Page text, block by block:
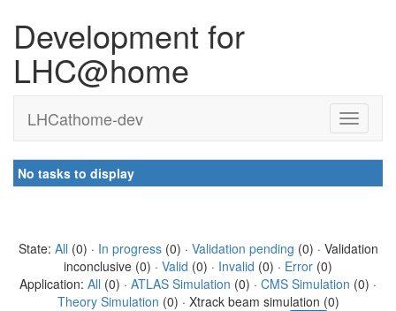
Development for
LHC@home
LHCathome-dev
No tasks to display
State: All (0) · In progress(0) · Validation pending (0) · Validation
inconclusive (0) · Valid (0) · Invalid (0) · Error (0)
Application: All (0) · ATLAS Simulation (0) · CMS Simulation (0) ·
Theory Simulation (0) · Xtrack beam simulation (0)